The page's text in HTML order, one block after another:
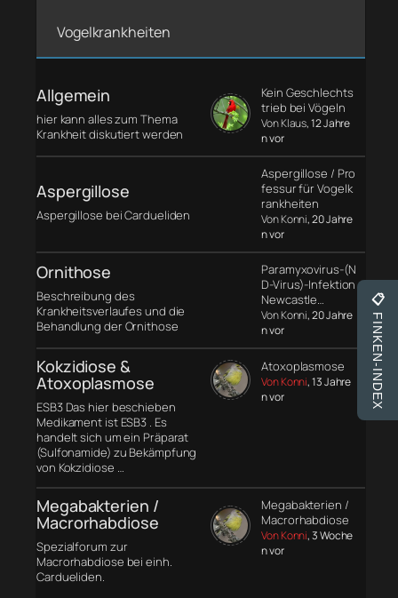
Vogelkrankheiten
Allgemein
hier kann alles zum Thema
Krankheit diskutiert werden
Kein Geschlechts
trieb bei Vögeln
Von Klaus, 12 Jahre
n vor
Aspergillose
Aspergillose bei Cardueliden
Aspergillose / Pro
fessur für Vogelk
rankheiten
Von Konni, 20 Jahre
n vor
Ornithose
Beschreibung des
Krankheitsverlaufes und die
Behandlung der Ornithose
Paramyxovirus-(N
D-Virus)-Infektion
Newcastle…
Von Konni, 20 Jahre
n vor
Kokzidiose &
Atoxoplasmose
ESB3 Das hier beschieben
Medikament ist ESB3 . Es
handelt sich um ein Präparat
(Sulfonamide) zu Bekämpfung
von Kokzidiose …
Atoxoplasmose
Von Konni, 13 Jahre
n vor
Megabakterien /
Macrorhabdiose
Spezialforum zur
Macrorhabdiose bei einh.
Cardueliden.
Megabakterien /
Macrorhabdiose
Von Konni, 3 Woche
n vor
📋
FINKEN-INDEX